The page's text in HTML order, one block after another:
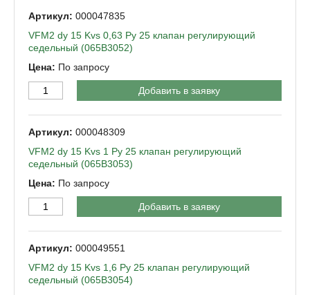
000047835
VFM2 dy 15 Kvs 0,63 Py 25 клапан регулирующий
седельный (065B3052)
По запросу
Добавить в заявку
000048309
VFM2 dy 15 Kvs 1 Py 25 клапан регулирующий
седельный (065B3053)
По запросу
Добавить в заявку
000049551
VFM2 dy 15 Kvs 1,6 Py 25 клапан регулирующий
седельный (065B3054)